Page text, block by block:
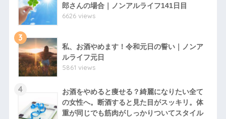
郎さんの場合｜ノンアルライフ141日目
6626 views
3
私、お酒やめます！令和元日の誓い｜ノンア
ルライフ元日
5861 views
4
お酒をやめると痩せる？綺麗になりたい全て
の女性へ。断酒すると見た目がスッキリ。体
重が同じでも筋肉がしっかりついてスタイル